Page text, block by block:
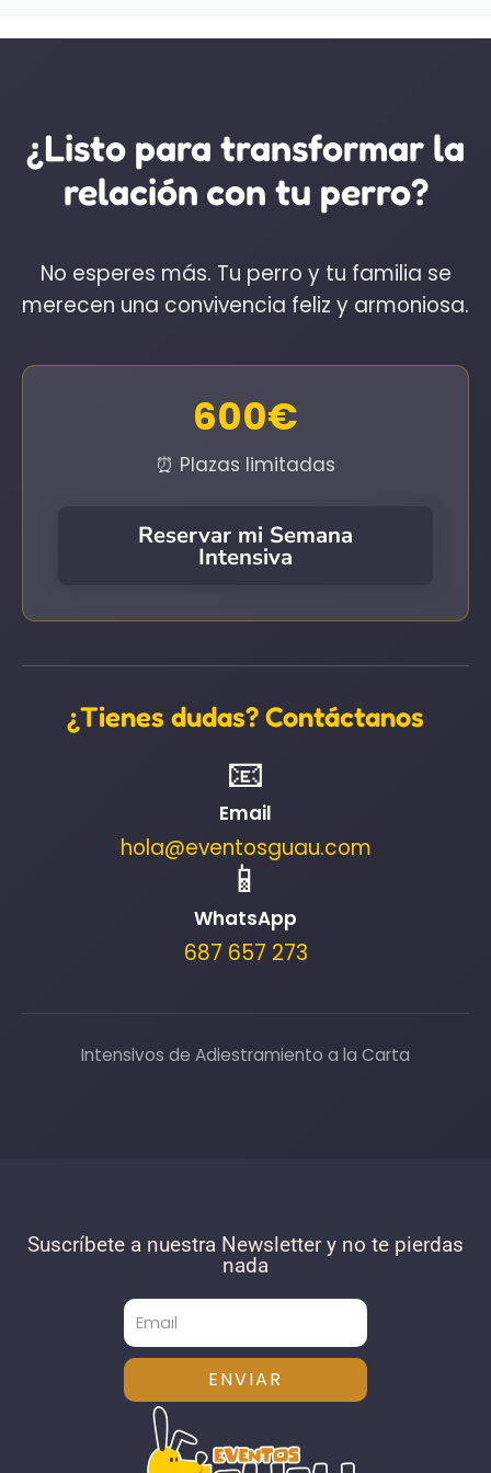
¿Listo para transformar la
relación con tu perro?
No esperes más. Tu perro y tu familia se
merecen una convivencia feliz y armoniosa.
600€
⏰ Plazas limitadas
Reservar mi Semana
Intensiva
¿Tienes dudas? Contáctanos
📧
Email
hola@eventosguau.com
📱
WhatsApp
687 657 273
Intensivos de Adiestramiento a la Carta
Suscríbete a nuestra Newsletter y no te pierdas
nada
ENVIAR